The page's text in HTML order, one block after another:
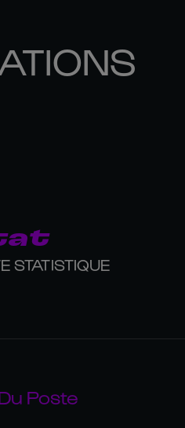
STATISTIQUE
Poste